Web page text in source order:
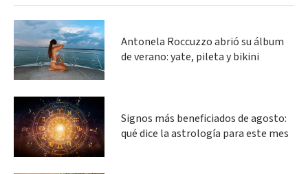
Antonela Roccuzzo abrió su álbum
de verano: yate, pileta y bikini
Signos más beneficiados de agosto:
qué dice la astrología para este mes